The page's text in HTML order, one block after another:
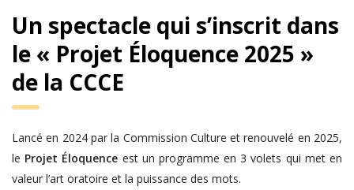
Un spectacle qui s’inscrit dans
le « Projet Éloquence 2025 »
de la CCCE
Lancé en 2024 par la Commission Culture et renouvelé en 2025,
le Projet Éloquence est un programme en 3 volets qui met en
valeur l’art oratoire et la puissance des mots.